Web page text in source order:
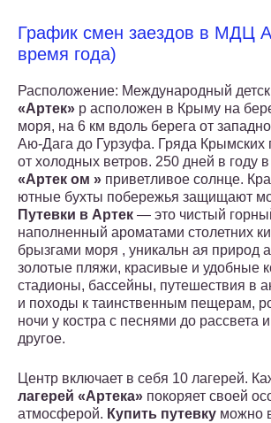
График смен заездов в МДЦ
время года)
Расположение: Международный
«Артек» р асположен в Крыму на
моря, на 6 км вдоль берега от
Аю-Дага до Гурзуфа. Гряда Крымских
от холодных ветров. 250 дней в году
«Артек ом » приветливое солнце.
ютные бухты побережья защищают
Путевки в Артек — это чистый
наполненный ароматами столетних
брызгами моря , уникальн ая природ
золотые пляжи, красивые и удобные
стадионы, бассейны, путешествия в
и походы к таинственным пещерам,
ночи у костра с песнями до рассвета
другое.
Центр включает в себя 10 лагерей.
лагерей «Артека» покоряет своей
атмосферой. Купить путевку можно